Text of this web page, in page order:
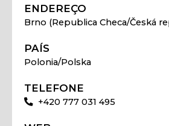
ENDEREÇO
Brno (Republica Checa/Česká
PAÍS
Polonia/Polska
TELEFONE
+420 777 031 495